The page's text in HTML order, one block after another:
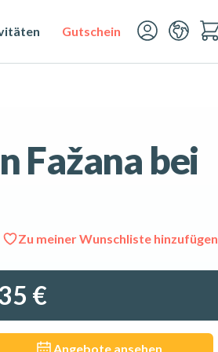
Gutschein
Fažana bei
Zu meiner Wunschliste hinzufügen
Alle 7 Fotos ansehen
€
Angebote ansehen